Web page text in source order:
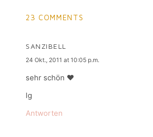
23 COMMENTS
SANZIBELL
says:
24 Okt., 2011 at 10:05 p.m.
sehr schön ♥
lg
Antworten